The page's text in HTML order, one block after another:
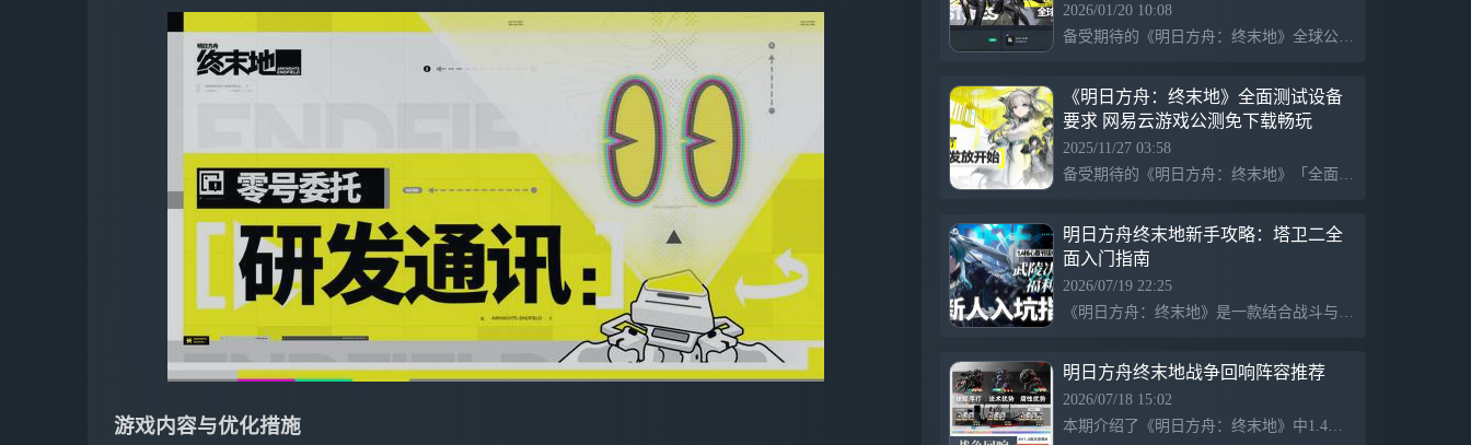
游戏内容与优化措施
2026/01/20 10:08
备受期待的《明日方舟：终末地》全球公测于2026年1月22日即将来袭！预下载现已开放，玩家可提前下载游戏资源！但很多玩家都想体验最高配置的《明日方舟：终末地》，却苦于设备硬件条件无法支持。网易云游戏可以完美解决以上烦恼，免下载不占内存，支持安卓/iOS/PC/TV全终端接入，轻松实现4K分辨率与120帧的超流畅体验。
《明日方舟：终末地》全面测试设备
要求 网易云游戏公测免下载畅玩
2025/11/27 03:58
备受期待的《明日方舟：终末地》「全面测试」将于11月28日正式启动。作为鹰角网络从2D迈向3D的里程碑式作品，这款游戏首次实现了多平台全球同步发行，支持PC、PS5和移动端。 但很多玩家都想体验最高配置的《明日方舟：终末地》，却苦于设备硬件条件无法支持。现在可以使用网易云游戏，让玩家配置低也能有好体验，更可以随时随地畅玩《明日方舟：终末地》。
明日方舟终末地新手攻略：塔卫二全
面入门指南
2026/07/19 22:25
《明日方舟：终末地》是一款结合战斗与建设的策略游戏，在壮丽但危险的塔卫二世界中，玩家以“终末地工业”管理员的身份开拓新文明。游戏包括战斗、探索、建造、养成等环节，并提供主线流程、卡池抽取推荐、干员养成、基建指南和新手活动等模块，助力玩家快速上手。管理员们在完成四号谷地剧情后，可提前进入武陵，任务进度不会受影响。
明日方舟终末地战争回响阵容推荐
2026/07/18 15:02
本期介绍了《明日方舟：终末地》中1.4版本的新增常驻玩法“战争回响”，提供了关卡机制、打法和阵容推荐。完成三个关卡并打满1星即可获得全部嵌晶玉奖励，不必追求满星9星难度。建议使用电队和莱万汀队进行挑战，表现出色。